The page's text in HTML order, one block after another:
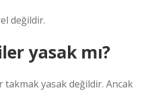
değildir.
yasak mı?
takmak yasak değildir. Ancak